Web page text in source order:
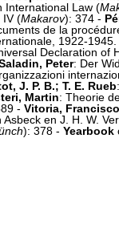
International Law (
IV (Makarov): 374 -
de la
1922-
Declaration of
Peter: Der
J. P. B.; T. E. Rueb
Martin: Theorie
- Vitoria,
en J. H. W.
): 378 - Yearbook